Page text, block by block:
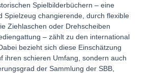
Spielbilderbüchern – eine
Spielzeug changierende, durch flexible
Ziehlaschen oder Drehscheiben
– zählt zu den international
bezieht sich diese Einschätzung
ihren schieren Umfang, sondern auch
der Sammlung der SBB,